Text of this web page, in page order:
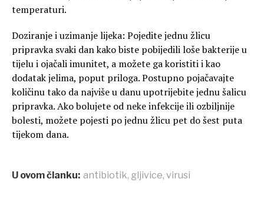
temperaturi.
Doziranje i uzimanje lijeka: Pojedite jednu žlicu
pripravka svaki dan kako biste pobijedili loše bakterije u
tijelu i ojačali imunitet, a možete ga koristiti i kao
dodatak jelima, poput priloga. Postupno pojačavajte
količinu tako da najviše u danu upotrijebite jednu šalicu
pripravka. Ako bolujete od neke infekcije ili ozbiljnije
bolesti, možete pojesti po jednu žlicu pet do šest puta
tijekom dana.
U ovom članku: antibiotik, gljivice, virusi